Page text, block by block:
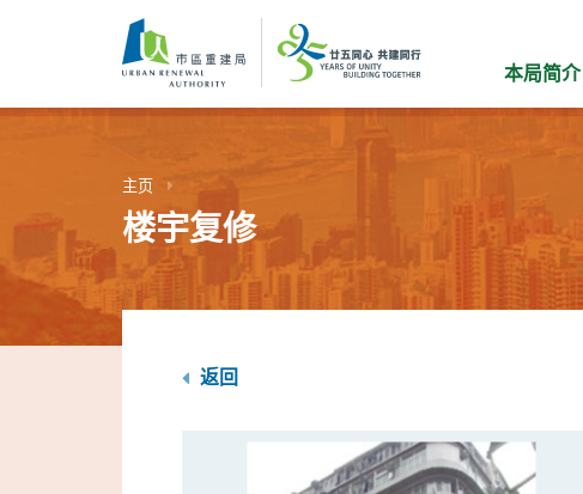
内
本局简介
主页
楼宇复修
返回